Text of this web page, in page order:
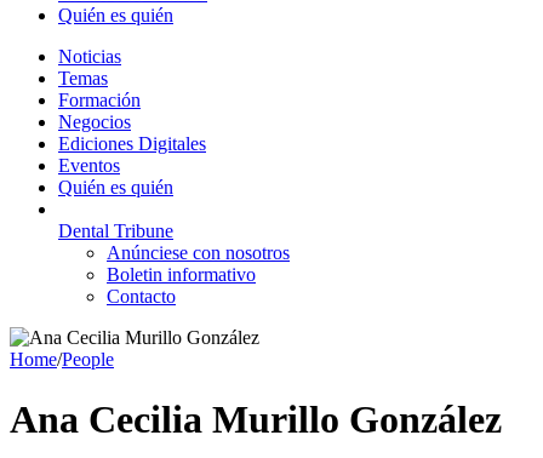
Quién es quién
Noticias
Temas
Formación
Negocios
Ediciones Digitales
Eventos
Quién es quién
Dental Tribune
Anúnciese con nosotros
Boletin informativo
Contacto
Home/People
Ana Cecilia Murillo González